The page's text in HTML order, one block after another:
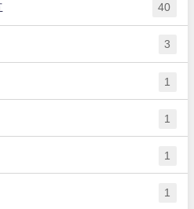
40
3
1
1
1
1